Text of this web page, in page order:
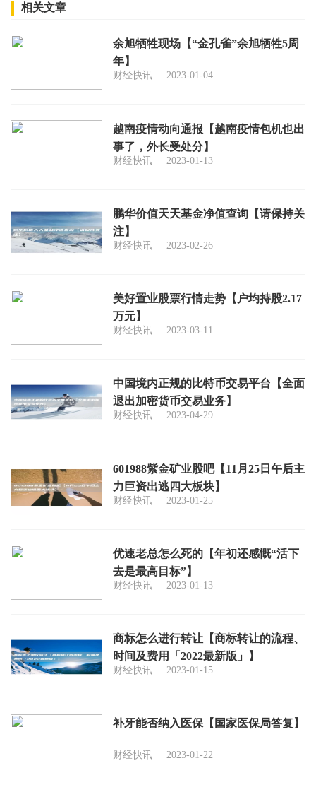
相关文章
余旭牺牲现场【“金孔雀”余旭牺牲5周
年】
财经快讯 2023-01-04
越南疫情动向通报【越南疫情包机也出
事了，外长受处分】
财经快讯 2023-01-13
鹏华价值天天基金净值查询【请保持关
注】
财经快讯 2023-02-26
美好置业股票行情走势【户均持股2.17
万元】
财经快讯 2023-03-11
中国境内正规的比特币交易平台【全面
退出加密货币交易业务】
财经快讯 2023-04-29
601988紫金矿业股吧【11月25日午后主
力巨资出逃四大板块】
财经快讯 2023-01-25
优速老总怎么死的【年初还感慨“活下
去是最高目标”】
财经快讯 2023-01-13
商标怎么进行转让【商标转让的流程、
时间及费用「2022最新版」】
财经快讯 2023-01-15
补牙能否纳入医保【国家医保局答复】
财经快讯 2023-01-22